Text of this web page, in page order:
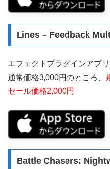
Lines – Feedback
エフェクトプラグインアプリ
通常価格3,000円のところ、
セール価格2,000円
Battle Chasers: